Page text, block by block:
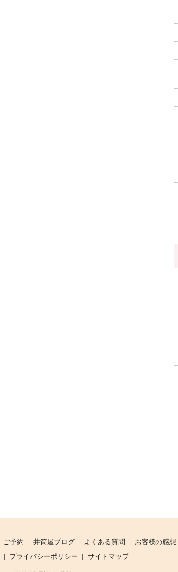
ご予約 井筒屋ブログ よくある質問 お客様の感想
プライバシーポリシー サイトマップ